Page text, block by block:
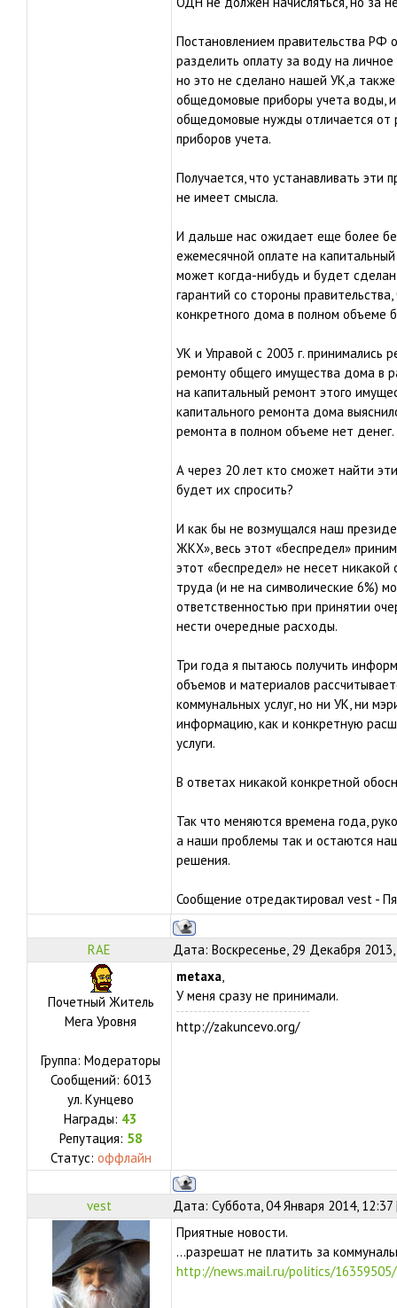
Постановлением правительства РФ
разделить оплату за воду на
но это не сделано нашей УК,а
общедомовые приборы учета воды,
общедомовые нужды отличается от
приборов учета.
Получается, что устанавливать эти
не имеет смысла.
И дальше нас ожидает еще более
ежемесячной оплате на
может когда-нибудь и будет
гарантий со стороны
конкретного дома в полном объеме
УК и Управой с 2003 г. принимались
ремонту общего имущества дома в
на капитальный ремонт этого
капитального ремонта дома
ремонта в полном объеме нет денег.
А через 20 лет кто сможет найти
будет их спросить?
И как бы не возмущался наш
ЖКХ», весь этот «беспредел»
этот «беспредел» не несет
труда (и не на символические 6%)
ответственностью при принятии
нести очередные расходы.
Три года я пытаюсь получить
объемов и материалов
коммунальных услуг, но ни УК, ни
информацию, как и конкретную
услуги.
В ответах никакой конкретной
Так что меняются времена года,
а наши проблемы так и остаются
решения.
Сообщение отредактировал vest -
RAE Дата: Воскресенье, 29 Декабря
Почетный Житель
Мега Уровня
Группа: Модераторы
Сообщений: 6013
ул. Кунцево
Награды: 43
Репутация: 58
Статус: оффлайн
metaxa,
У меня сразу не принимали.
http://zakuncevo.org/
vest Дата: Суббота, 04 Января 2014,
Приятные новости.
...разрешат не платить за
http://news.mail.ru/politics/